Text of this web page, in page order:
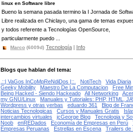
linux en Software libre
Bueno la semana pasada termino la I Jornada de
Libre realizada en Chiclayo, una gama de temas
y todos referente a Tecnologías OpenSource,
particularmente puedo ...
Marco (6009d) Tecnología | Info
Blogs que hablan del tema:
.::| VaGos InCoMpReNdiDos |::.
NotiTech
Vida Diaria
Geeky Mobility
Maestro De La Computacion
Free
Being Hacked - Siendo Hackeado
All Networking
my GNU/Linux
Manuales y Tutoriales: PHP, HTML,
Wordpress y otras yerbas
eduardo 361
Blog de
Noticias Tecnologicas
Cursos y Manuales Gratis
intercambios virtuales
jcGeorge Blog
Tecnologia y
Noob
enREDados Economía de Empresas en Perú
Empresas Peruanas
Estrellas en Escena Trailers de